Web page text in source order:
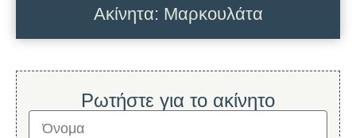
Ακίνητα: Μαρκουλάτα
Ρωτήστε για το ακίνητο